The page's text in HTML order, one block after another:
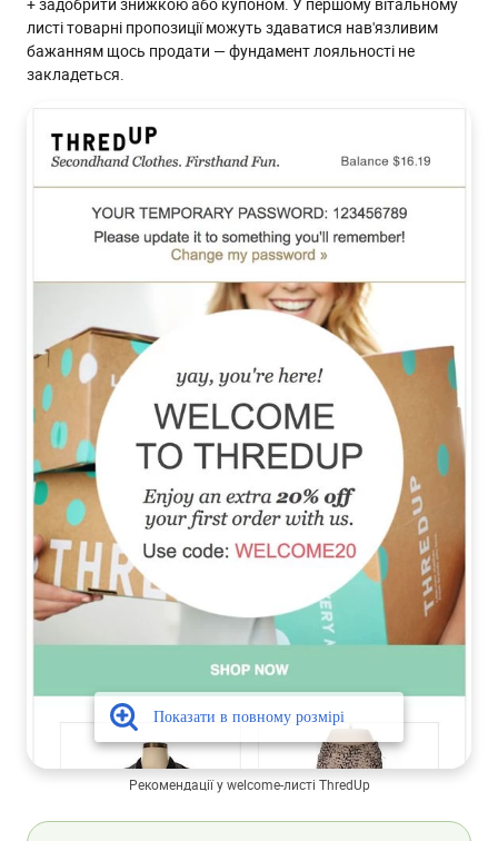
листі товарні пропозиції можуть здаватися нав'язливим
бажанням щось продати — фундамент лояльності не
закладеться.
Рекомендації у welcome-листі ThredUp